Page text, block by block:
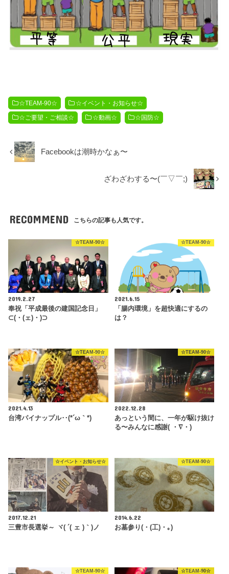
☆TEAM-90☆ ☆イベント・お知らせ☆
☆ご要望・ご相談☆ ☆動画☆ ☆国防☆
Facebookは潮時かなぁ〜
ざわざわする〜(￣▽￣;)
RECOMMEND こちらの記事も人気です。
☆TEAM-90☆
2019.2.27
奉祝「平成最後の建国記念日」
⊂(・(ェ)・)⊃
☆TEAM-90☆
2021.6.15
「腸内環境」を超快適にするの
は？
☆TEAM-90☆
2021.4.13
台湾パイナップル‥(*´ω｀*)
☆TEAM-90☆
2022.12.28
あっという間に、一年が駆け抜け
る〜みんなに感謝( ・∇・)
☆イベント・お知らせ☆
2017.12.21
三豊市長選挙～ ヾ( ´( ェ )｀)ノ
☆TEAM-90☆
2014.6.22
お墓参り(・(工)・｡)
☆TEAM-90☆ ☆TEAM-90☆